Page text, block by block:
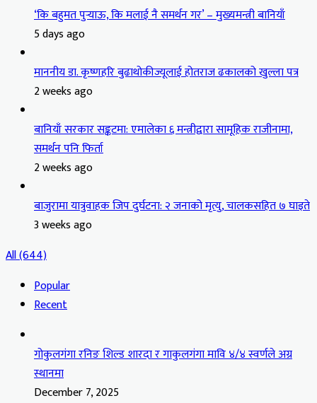
‘कि बहुमत पुर्‍याऊ, कि मलाई नै समर्थन गर’ – मुख्यमन्त्री बानियाँ
5 days ago
माननीय डा. कृष्णहरि बुढाथोकीज्यूलाई होतराज ढकालको खुल्ला पत्र
2 weeks ago
बानियाँ सरकार सङ्कटमा: एमालेका ६ मन्त्रीद्वारा सामूहिक राजीनामा,
समर्थन पनि फिर्ता
2 weeks ago
बाजुरामा यात्रुवाहक जिप दुर्घटना: २ जनाको मृत्यु, चालकसहित ७ घाइते
3 weeks ago
All (644)
Popular
Recent
गोकुलगंगा रनिङ शिल्ड शारदा र गाकुलगंगा मावि ४/४ स्वर्णले अग्र
स्थानमा
December 7, 2025